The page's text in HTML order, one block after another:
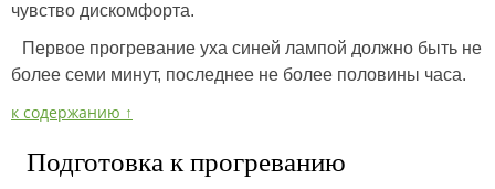
чувство дискомфорта.
Первое прогревание уха синей лампой должно быть не
более семи минут, последнее не более половины часа.
к содержанию ↑
Подготовка к прогреванию